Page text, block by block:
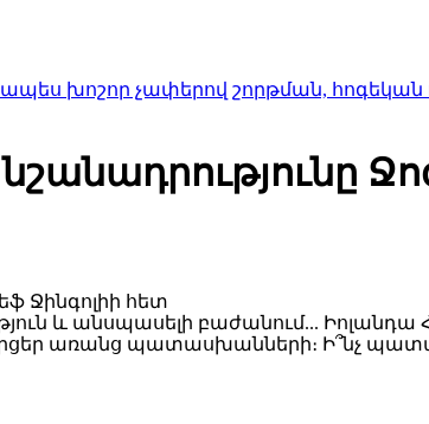
չափերով շորթման, հոգեկան ուժեղ
և անսպասելի բաժանում... Իոլանդա
առանց պատասխանների։ Ի՞նչ